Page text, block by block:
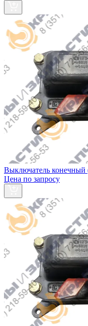
Выключатель конечный
Цена по запросу